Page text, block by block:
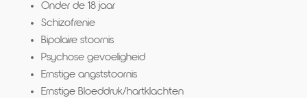
Onder de 18 jaar
Schizofrenie
Bipolaire stoornis
Psychose gevoeligheid
Ernstige angststoornis
Ernstige Bloeddruk/hartklachten